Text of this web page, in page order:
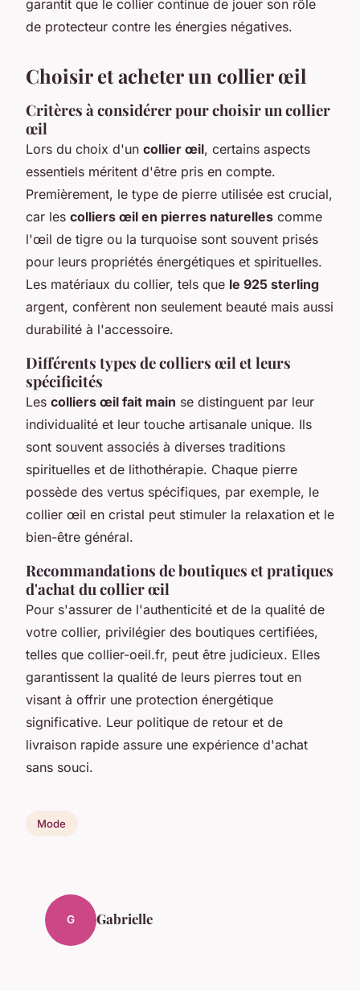
garantit que le collier continue de jouer son rôle
de protecteur contre les énergies négatives.
Choisir et acheter un collier œil
Critères à considérer pour choisir un collier
œil
Lors du choix d'un collier œil, certains aspects
essentiels méritent d'être pris en compte.
Premièrement, le type de pierre utilisée est crucial,
car les colliers œil en pierres naturelles comme
l'œil de tigre ou la turquoise sont souvent prisés
pour leurs propriétés énergétiques et spirituelles.
Les matériaux du collier, tels que le 925 sterling
argent, confèrent non seulement beauté mais aussi
durabilité à l'accessoire.
Différents types de colliers œil et leurs
spécificités
Les colliers œil fait main se distinguent par leur
individualité et leur touche artisanale unique. Ils
sont souvent associés à diverses traditions
spirituelles et de lithothérapie. Chaque pierre
possède des vertus spécifiques, par exemple, le
collier œil en cristal peut stimuler la relaxation et le
bien-être général.
Recommandations de boutiques et pratiques
d'achat du collier œil
Pour s'assurer de l'authenticité et de la qualité de
votre collier, privilégier des boutiques certifiées,
telles que collier-oeil.fr, peut être judicieux. Elles
garantissent la qualité de leurs pierres tout en
visant à offrir une protection énergétique
significative. Leur politique de retour et de
livraison rapide assure une expérience d'achat
sans souci.
Mode
G Gabrielle